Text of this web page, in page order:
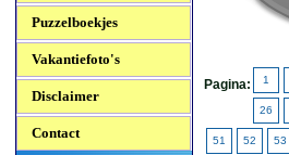
Puzzelboekjes
Vakantiefoto's
Disclaimer
Contact
Pagina: 1
26
51 52 53